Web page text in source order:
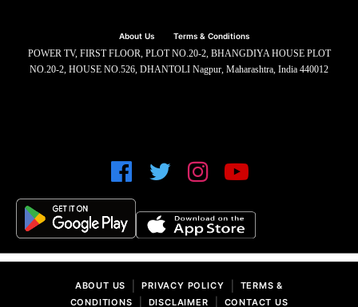
About Us Terms & Conditions
POWER TV, FIRST FLOOR, PLOT NO.20-2, BHANGDIYA HOUSE PLOT
NO.20-2, HOUSE NO.526, DHANTOLI Nagpur, Maharashtra, India 440012
ABOUT US PRIVACY POLICY
TERMS &
CONDITIONS
DISCLAIMER CONTACT US